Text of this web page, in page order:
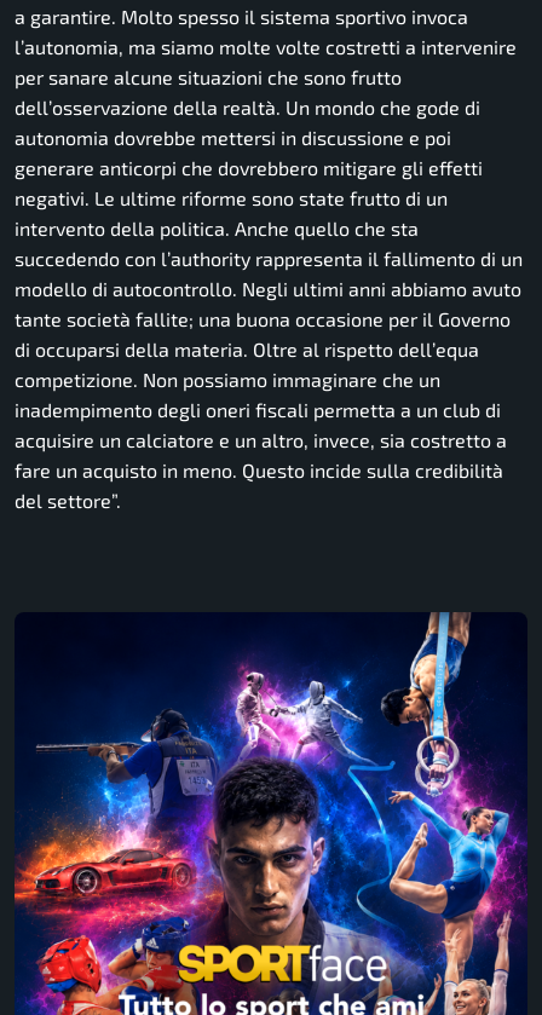
a garantire. Molto spesso il sistema sportivo invoca
l’autonomia, ma siamo molte volte costretti a intervenire
per sanare alcune situazioni che sono frutto
dell’osservazione della realtà. Un mondo che gode di
autonomia dovrebbe mettersi in discussione e poi
generare anticorpi che dovrebbero mitigare gli effetti
negativi. Le ultime riforme sono state frutto di un
intervento della politica. Anche quello che sta
succedendo con l’authority rappresenta il fallimento di un
modello di autocontrollo. Negli ultimi anni abbiamo avuto
tante società fallite; una buona occasione per il Governo
di occuparsi della materia. Oltre al rispetto dell’equa
competizione. Non possiamo immaginare che un
inadempimento degli oneri fiscali permetta a un club di
acquisire un calciatore e un altro, invece, sia costretto a
fare un acquisto in meno. Questo incide sulla credibilità
del settore”.